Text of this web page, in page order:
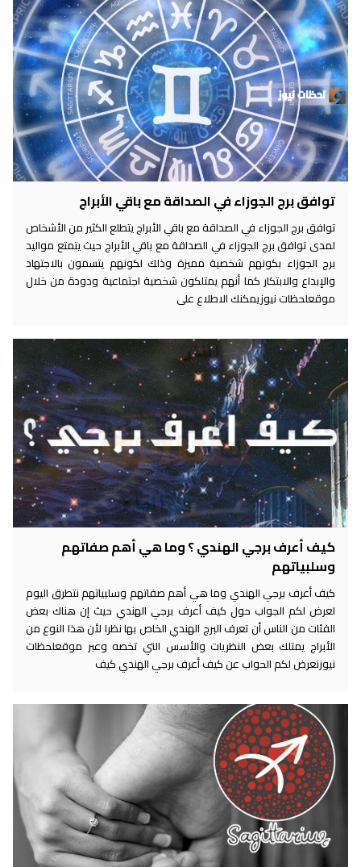
توافق برج الجوزاء في الصداقة مع باقي الأبراج
توافق برج الجوزاء في الصداقة مع باقي الأبراج يتطلع الكثير من الأشخاص
لمدى توافق برج الجوزاء في الصداقة مع باقي الأبراج حيث يتمتع مواليد
برج الجوزاء بكونهم شخصية مميزة وذلك لكونهم يتسمون بالاجتهاد
والإبداع والابتكار كما أنهم يمتلكون شخصية اجتماعية ودودة من خلال
موقعلحظات نيوزيمكنك الاطلاع على
كيف أعرف برجي الهندي ؟ وما هي أهم صفاتهم
وسلبياتهم
كيف أعرف برجي الهندي وما هي أهم صفاتهم وسلبياتهم نتطرق اليوم
لعرض لكم الجواب حول كيف أعرف برجي الهندي حيث إن هناك بعض
الفئات من الناس أن تعرف البرج الهندي الخاص بها نظرا لأن هذا النوع من
الأبراج يمتلك بعض النظريات والأسس التي تخصه وعبر موقعلحظات
نيوزنعرض لكم الحواب عن كيف أعرف برجي الهندي كيف